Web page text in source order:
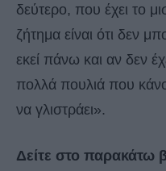
δεύτερο, που έχει το
ζήτημα είναι ότι δεν
εκεί πάνω και αν δεν
πολλά πουλιά που
να γλιστράει».
Δείτε στο παρακάτω